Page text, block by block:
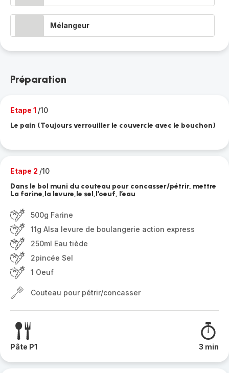
Mélangeur
Préparation
Etape 1 /10
Le pain (Toujours verrouiller le couvercle avec le bouchon)
Etape 2 /10
Dans le bol muni du couteau pour concasser/pétrir, mettre
La farine,la levure,le sel,l’oeuf, l’eau
500g Farine
11g Alsa levure de boulangerie action express
250ml Eau tiède
2pincée Sel
1 Oeuf
Couteau pour pétrir/concasser
Pâte P1 3 min